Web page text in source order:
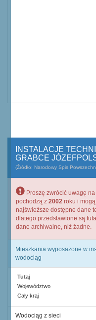
INSTALACJE
GRABCE
(Źródło: Narodowy Spis
Proszę zwrócić uwagę
pochodzą z 2002 roku i
najświeższe dostępne dane
dlatego przedstawione są
dane archiwalne, niż żadne.
Mieszkania wyposażone w
wodociąg
Tutaj
Województwo
Cały kraj
Wodociąg z sieci